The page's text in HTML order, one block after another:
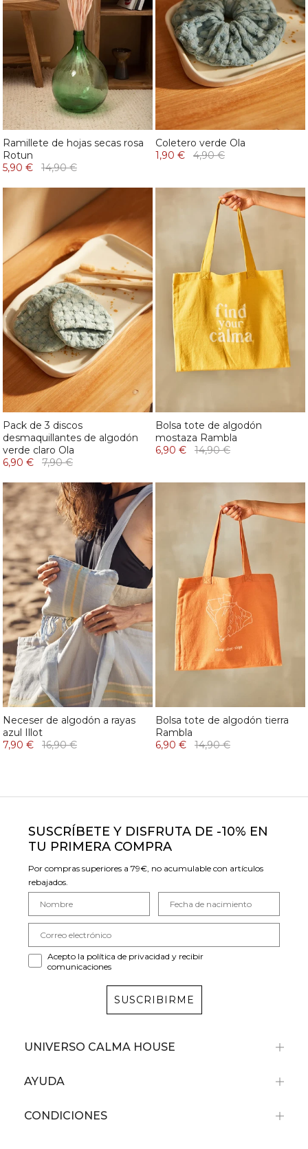
Ramillete de hojas secas rosa
Rotun
5,90 €
14,90 €
Coletero verde Ola
1,90 €
4,90 €
Pack de 3 discos
desmaquillantes de algodón
verde claro Ola
6,90 €
7,90 €
Bolsa tote de algodón
mostaza Rambla
6,90 €
14,90 €
Neceser de algodón a rayas
azul Illot
7,90 €
16,90 €
Bolsa tote de algodón tierra
Rambla
6,90 €
14,90 €
SUSCRÍBETE Y DISFRUTA DE -10% EN
TU PRIMERA COMPRA
Por compras superiores a 79€, no acumulable con artículos
rebajados.
Acepto la política de privacidad y recibir
comunicaciones
SUSCRIBIRME
UNIVERSO CALMA HOUSE
AYUDA
CONDICIONES